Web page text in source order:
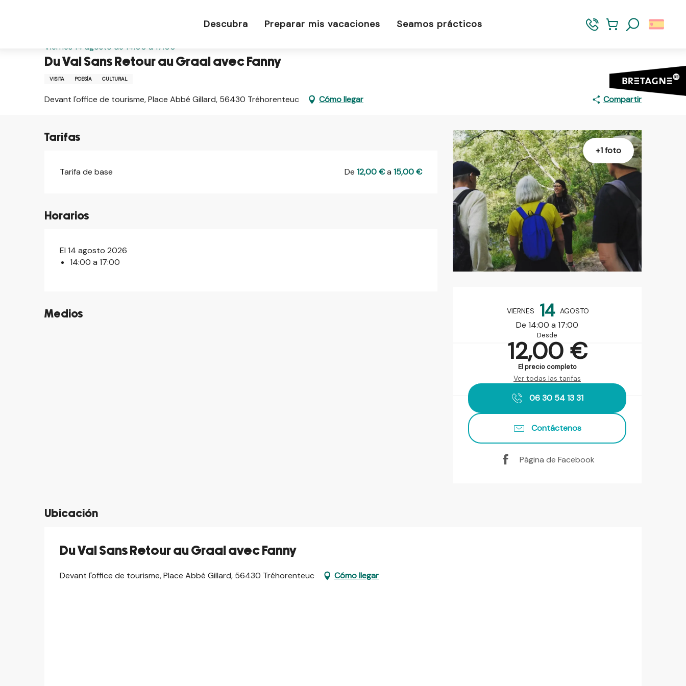
Descubra Preparar mis vacaciones Seamos prácticos
Viernes 14 agosto de 14:00 a 17:00
Du Val Sans Retour au Graal avec Fanny
VISITA POESÍA CULTURAL
Devant l'office de tourisme, Place Abbé Gillard, 56430 Tréhorenteuc Cómo llegar Compartir
+1 foto
Horarios y datos de
VIERNES 14 AGOSTO
De 14:00 a 17:00
Desde
12,00 €
El precio completo
Ver todas las tarifas
06 30 54 13 31
Contáctenos
Página de Facebook
Tarifas
Tarifa de base De12,00 €a15,00 €
Horarios
El 14 agosto 2026
14:00 a 17:00
Medios
©
Ubicación
Du Val Sans Retour au Graal avec Fanny
Devant l'office de tourisme, Place Abbé Gillard, 56430 Tréhorenteuc Cómo llegar